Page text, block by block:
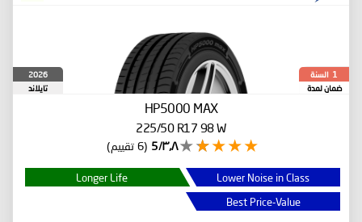
1 السنة
ضمان لمدة
2026
تايلاند
HP5000 MAX
225/50 R17 98 W
٣٫٨/5 (6 تقييم)
Lower Noise in Class
Longer Life
Best Price-Value